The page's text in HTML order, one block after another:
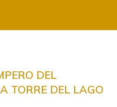
DEL
TORRE DEL LAGO